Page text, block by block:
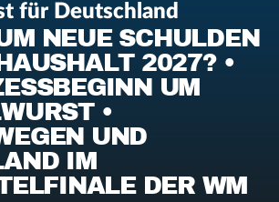
für Deutschland
NEUE SCHULDEN
2027? •
UM
•
UND
IM
DER WM